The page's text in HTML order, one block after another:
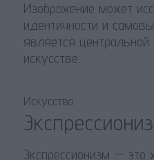
Изображение может
идентичности и
является
искусстве.
Искусство
Экспрессионизм — это